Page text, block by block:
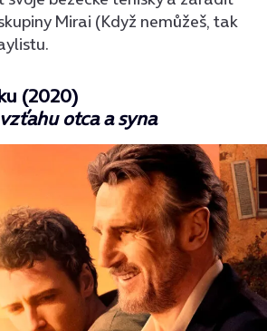
Mirai (Když nemůžeš, tak
(2020)
otca a syna